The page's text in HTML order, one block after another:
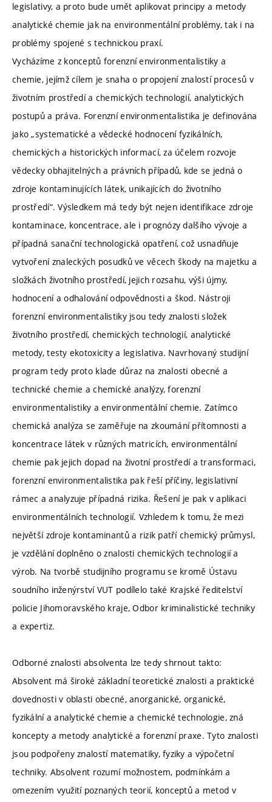
legislativy, a proto bude umět aplikovat principy a metody
analytické chemie jak na environmentální problémy, tak i na
problémy spojené s technickou praxí.
Vycházíme z konceptů forenzní environmentalistiky a
chemie, jejímž cílem je snaha o propojení znalostí procesů v
životním prostředí a chemických technologií, analytických
postupů a práva. Forenzní environmentalistika je definována
jako „systematické a vědecké hodnocení fyzikálních,
chemických a historických informací, za účelem rozvoje
vědecky obhajitelných a právních případů, kde se jedná o
zdroje kontaminujících látek, unikajících do životního
prostředí“. Výsledkem má tedy být nejen identifikace zdroje
kontaminace, koncentrace, ale i prognózy dalšího vývoje a
případná sanační technologická opatření, což usnadňuje
vytvoření znaleckých posudků ve věcech škody na majetku a
složkách životního prostředí, jejich rozsahu, výši újmy,
hodnocení a odhalování odpovědnosti a škod. Nástroji
forenzní environmentalistiky jsou tedy znalosti složek
životního prostředí, chemických technologií, analytické
metody, testy ekotoxicity a legislativa. Navrhovaný studijní
program tedy proto klade důraz na znalosti obecné a
technické chemie a chemické analýzy, forenzní
environmentalistiky a environmentální chemie. Zatímco
chemická analýza se zaměřuje na zkoumání přítomnosti a
koncentrace látek v různých matricích, environmentální
chemie pak jejich dopad na životní prostředí a transformaci,
forenzní environmentalistika pak řeší příčiny, legislativní
rámec a analyzuje případná rizika. Řešení je pak v aplikaci
environmentálních technologií. Vzhledem k tomu, že mezi
největší zdroje kontaminantů a rizik patří chemický průmysl,
je vzdělání doplněno o znalosti chemických technologií a
výrob. Na tvorbě studijního programu se kromě Ústavu
soudního inženýrství VUT podílelo také Krajské ředitelství
policie Jihomoravského kraje, Odbor kriminalistické techniky
a expertiz.
Odborné znalosti absolventa lze tedy shrnout takto:
Absolvent má široké základní teoretické znalosti a praktické
dovednosti v oblasti obecné, anorganické, organické,
fyzikální a analytické chemie a chemické technologie, zná
koncepty a metody analytické a forenzní praxe. Tyto znalosti
jsou podpořeny znalostí matematiky, fyziky a výpočetní
techniky. Absolvent rozumí možnostem, podmínkám a
omezením využití poznaných teorií, konceptů a metod v